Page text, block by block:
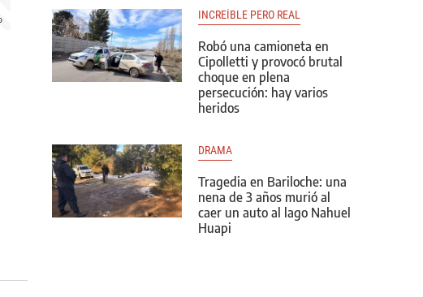
INCREÍBLE PERO REAL
Robó una camioneta en
Cipolletti y provocó brutal
choque en plena
persecución: hay varios
heridos
DRAMA
Tragedia en Bariloche: una
nena de 3 años murió al
caer un auto al lago Nahuel
Huapi